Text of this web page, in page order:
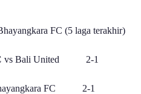
FC (5 laga terakhir)
vs Bali United 2-1
FC 2-1